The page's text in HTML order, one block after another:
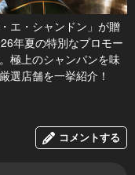
・エ・シャンドン」が贈
年夏の特別なプロモー
極上のシャンパンを味
選店舗を一挙紹介！
コメントする